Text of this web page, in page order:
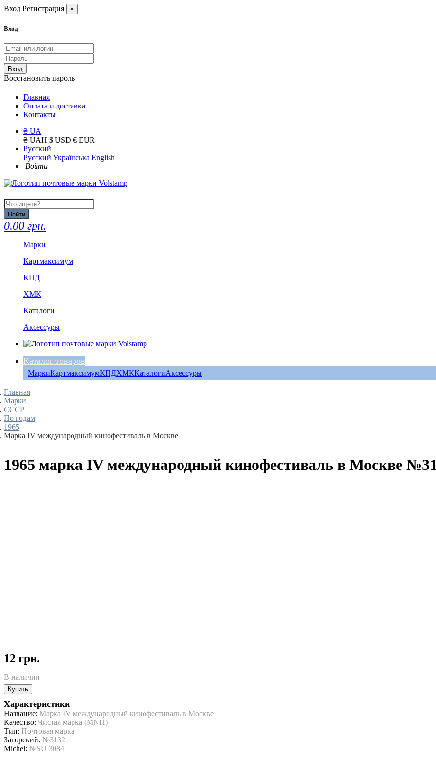
Вход Регистрация ×
Вход
Вход
Восстановить пароль
Главная
Оплата и доставка
Контакты
₴ UA
₴ UAH $ USD € EUR
Русский
Русский Українська English
Войти
Найти
0.00 грн.
Марки
Картмаксимум
КПД
ХМК
Каталоги
Аксессуры
Каталог товаров
МаркиКартмаксимумКПДХМККаталогиАксессуры
Главная
Марки
СССР
По годам
1965
Марка IV международный кинофестиваль в Москве
1965 марка IV международный кинофестиваль в Москве
12 грн.
В наличии
Купить
Характеристики
Название: Марка IV международный кинофестиваль в Москве
Качество: Чистая марка (MNH)
Тип: Почтовая марка
Загорский: №3132
Michel: №SU 3084